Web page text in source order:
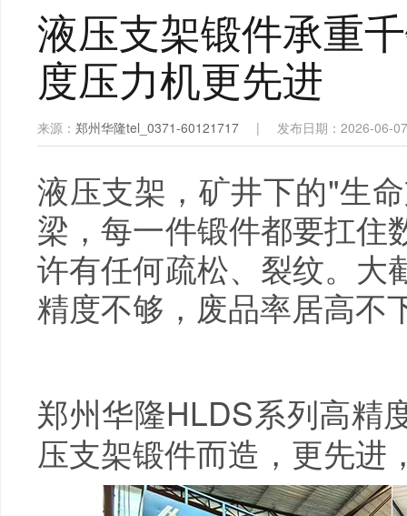
液压支架锻件承重
度压力机更先进
来源： 郑州华隆tel_0371-60121717 | 发布日期：2026-06-07
液压支架，矿井下的"生
梁，每一件锻件都要扛住
许有任何疏松、裂纹。大
精度不够，废品率居高不
郑州华隆HLDS系列高精
压支架锻件而造，更先进